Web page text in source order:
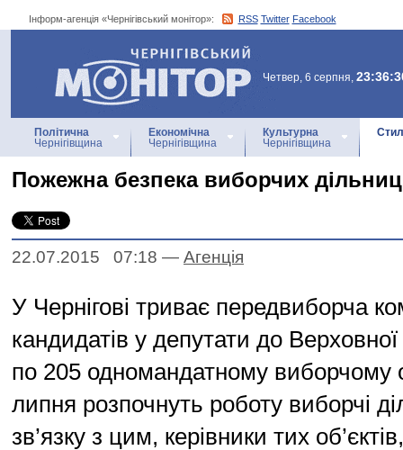
Інформ-агенція «Чернігівський монітор»: RSS Twitter Facebook
Інформ-агенція
«Чернігівський монітор»
Четвер, 6 серпня,
Політична
Чернігівщина
Економічна
Чернігівщина
Культурна
Чернігівщина
Пожежна безпека виборчих
22.07.2015 07:18 — Агенцiя
У Чернігові триває передвиборча
кандидатів у депутати до
по 205 одномандатному виборчому
липня розпочнуть роботу виборчі
зв’язку з цим, керівники тих